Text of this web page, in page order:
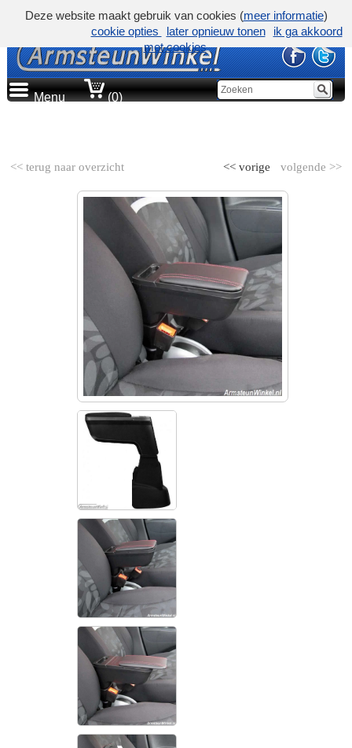
Menu (0)
<< terug naar overzicht volgende >>
<< vorige
Deze website maakt gebruik van cookies (meer informatie)
cookie opties
later opnieuw tonen
ik ga akkoord
met cookies